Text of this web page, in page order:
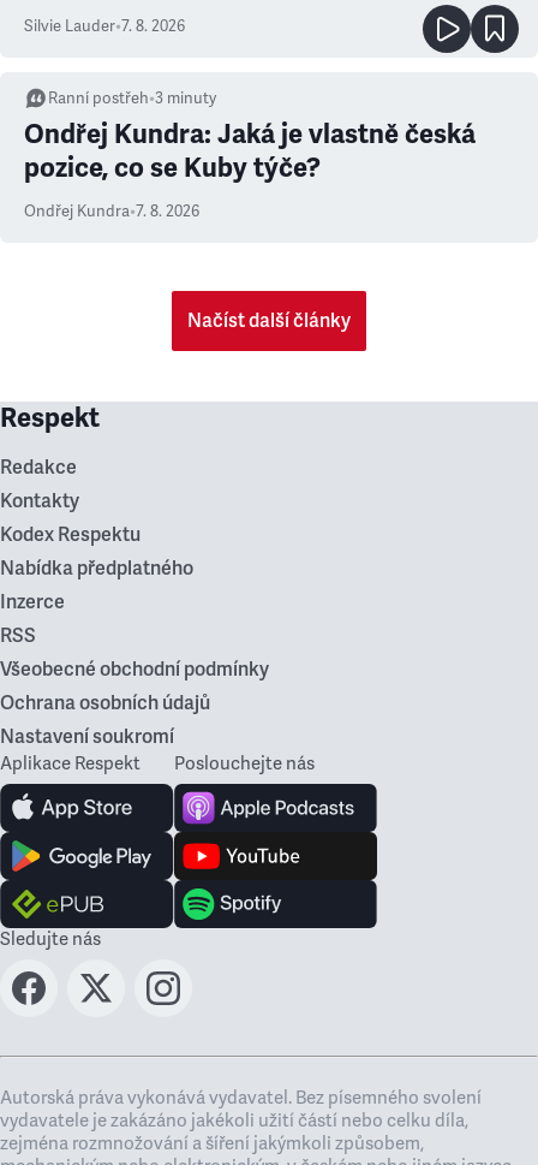
Silvie Lauder•7. 8. 2026
Ranní postřeh•3 minuty
Ondřej Kundra: Jaká je vlastně česká
pozice, co se Kuby týče?
Ondřej Kundra•7. 8. 2026
Načíst další články
Respekt
Redakce
Kontakty
Kodex Respektu
Nabídka předplatného
Inzerce
RSS
Všeobecné obchodní podmínky
Ochrana osobních údajů
Nastavení soukromí
Aplikace Respekt Poslouchejte nás
Sledujte nás
Autorská práva vykonává vydavatel. Bez písemného svolení
vydavatele je zakázáno jakékoli užití částí nebo celku díla,
zejména rozmnožování a šíření jakýmkoli způsobem,